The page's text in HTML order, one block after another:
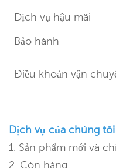
Dịch vụ hậu mãi
Bảo hành
Điều khoản vận
Dịch vụ của chúng tôi
1. Sản phẩm mới và
2. Còn hàng